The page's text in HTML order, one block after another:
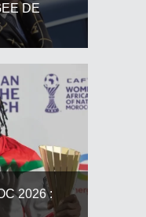
DE
2026 :